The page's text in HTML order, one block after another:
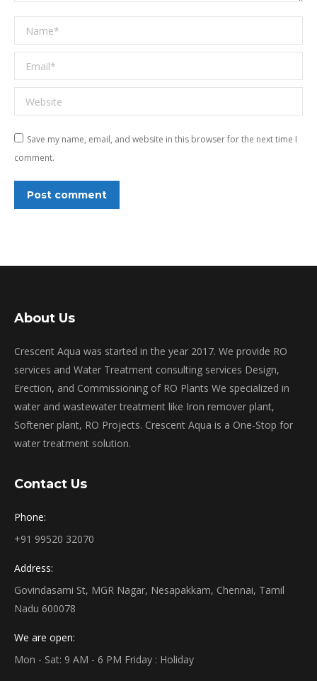
Name *
Email *
Website
Save my name, email, and website in this browser for the next time I
comment.
Post comment
About Us
Crescent Aqua was started in the year 2017. We provide RO
services and Water Treatment consulting services Design,
Erection, and Commissioning of RO Plants We specialized in
water and wastewater treatment like Iron remover plant,
Softener plant, RO Projects. Crescent Aqua is a One-Stop for
water treatment solution.
Contact Us
Phone:
+91 99520 32070
Address:
Govindasami St, MGR Nagar, Nesapakkam, Chennai, Tamil
Nadu 600078
We are open:
Mon - Sat: 9 AM - 6 PM Friday : Holiday